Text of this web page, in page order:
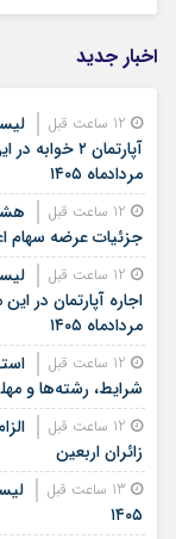
اخبار جدید
آپارتمان ۲
مردادماه ۱۴۰۵
جزئیات عرضه سهام
اجاره آپارتمان در
مردادماه ۱۴۰۵
شرایط، رشته‌ها و
زائران اربعین
۱۴۰۵